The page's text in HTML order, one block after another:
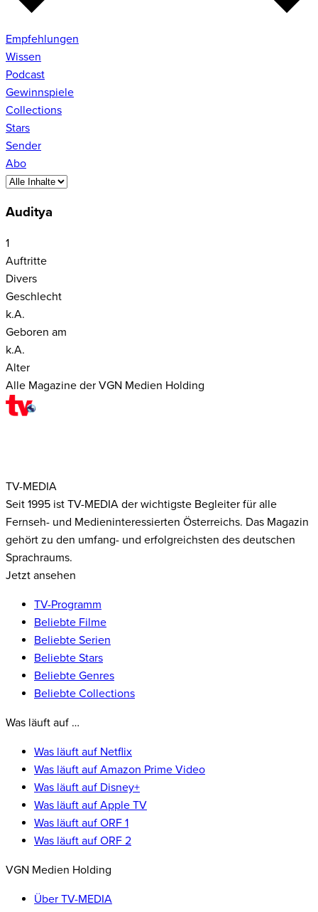
Empfehlungen
Wissen
Podcast
Gewinnspiele
Collections
Stars
Sender
Abo
Auditya
1
Auftritte
Divers
Geschlecht
k.A.
Geboren am
k.A.
Alter
Alle Magazine der VGN Medien Holding
TV-MEDIA
Seit 1995 ist TV-MEDIA der wichtigste Begleiter für alle
Fernseh- und Medieninteressierten Österreichs. Das Magazin
gehört zu den umfang- und erfolgreichsten des deutschen
Sprachraums.
Jetzt ansehen
TV-Programm
Beliebte Filme
Beliebte Serien
Beliebte Stars
Beliebte Genres
Beliebte Collections
Was läuft auf …
Was läuft auf Netflix
Was läuft auf Amazon Prime Video
Was läuft auf Disney+
Was läuft auf Apple TV
Was läuft auf ORF 1
Was läuft auf ORF 2
VGN Medien Holding
Über TV-MEDIA